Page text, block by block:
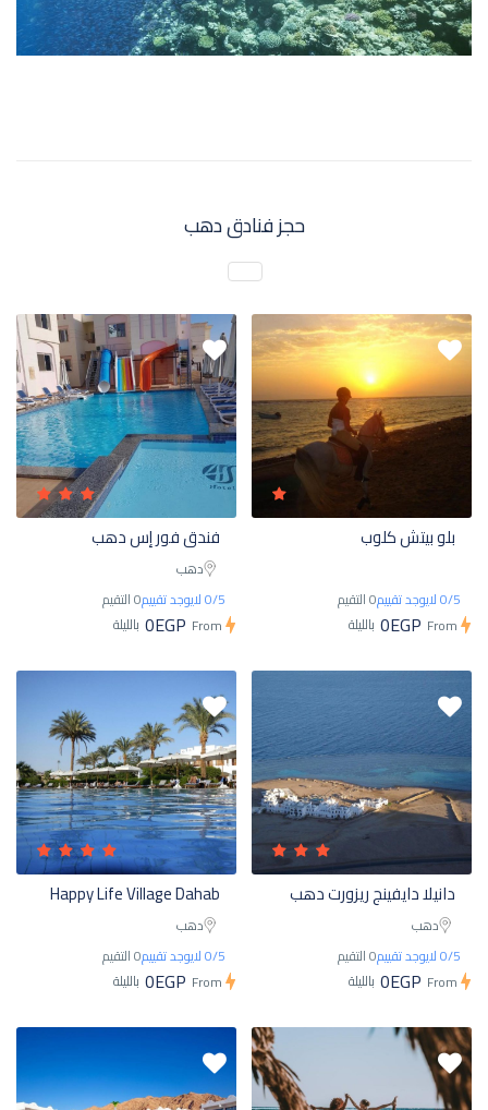
حجز فنادق دهب
بلو بيتش كلوب
0/5 لايوجد تقييم
0 التقيم
0EGP بالليلة
فندق فور إس دهب
دهب
0/5 لايوجد تقييم
0 التقيم
0EGP بالليلة
دانيلا دايفينج ريزورت دهب
دهب
0/5 لايوجد تقييم
0 التقيم
0EGP بالليلة
Happy Life Village Dahab
دهب
0/5 لايوجد تقييم
0 التقيم
0EGP بالليلة